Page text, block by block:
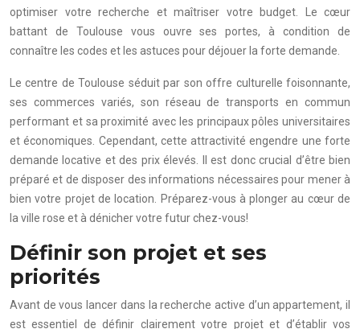
optimiser votre recherche et maîtriser votre budget. Le cœur
battant de Toulouse vous ouvre ses portes, à condition de
connaître les codes et les astuces pour déjouer la forte demande.
Le centre de Toulouse séduit par son offre culturelle foisonnante,
ses commerces variés, son réseau de transports en commun
performant et sa proximité avec les principaux pôles universitaires
et économiques. Cependant, cette attractivité engendre une forte
demande locative et des prix élevés. Il est donc crucial d’être bien
préparé et de disposer des informations nécessaires pour mener à
bien votre projet de location. Préparez-vous à plonger au cœur de
la ville rose et à dénicher votre futur chez-vous!
Définir son projet et ses
priorités
Avant de vous lancer dans la recherche active d’un appartement, il
est essentiel de définir clairement votre projet et d’établir vos